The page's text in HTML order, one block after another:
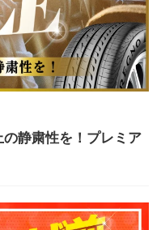
の静粛性を！プレミア